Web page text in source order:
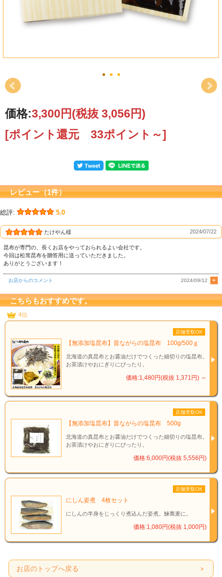
価格:3,300円(税抜 3,056円)
[ポイント還元 33ポイント～]
レビュー（1件）
総評: 5.0
たけやん様 2024/07/22
昆布が専門の、長くお店をやっておられるよい会社です。
今回は松茸昆布を贈答用に送っていただきました。
ありがとうございます！
お店からのコメント 2024/09/12
こちらもおすすめです。
4位
店舗受取OK
【無添加塩昆布】昔ながらの塩昆布 100g/500ｇ
北海道の真昆布とお醤油だけでつくった細切りの塩昆布。
お茶漬けやおにぎりにぴったり。
価格:1,480円(税抜 1,371円) ～
店舗受取OK
【無添加塩昆布】昔ながらの塩昆布 500g
北海道の真昆布とお醤油だけでつくった細切りの塩昆布。
お茶漬けやおにぎりにぴったり。
価格:6,000円(税抜 5,556円)
店舗受取OK
にしん姿煮 4枚セット
にしんの半身をじっくり煮込んだ姿煮。鰊蕎麦に。
価格:1,080円(税抜 1,000円)
お店のトップへ戻る